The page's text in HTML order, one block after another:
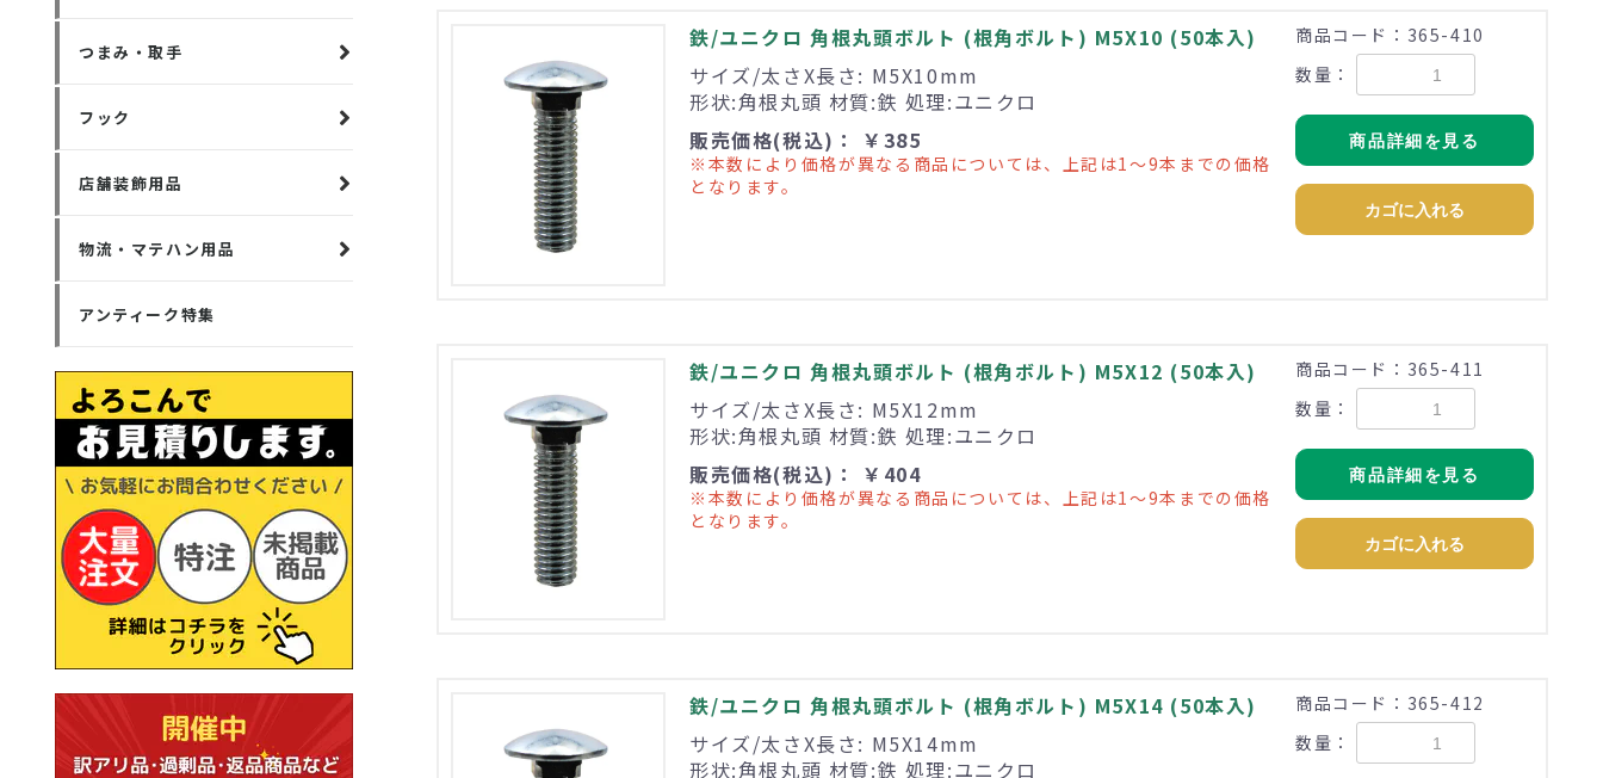
つまみ・取手
フック
店舗装飾用品
物流・マテハン用品
アンティーク特集
鉄/ユニクロ 角根丸頭ボルト (根角ボルト) M5X10 (50本入)
サイズ/太さX長さ: M5X10mm
形状:角根丸頭 材質:鉄 処理:ユニクロ
販売価格(税込)： ￥385
※本数により価格が異なる商品については、上記は1～9本までの価格
となります。
商品コード：365-410
数量：
商品詳細を見る
カゴに入れる
鉄/ユニクロ 角根丸頭ボルト (根角ボルト) M5X12 (50本入)
サイズ/太さX長さ: M5X12mm
形状:角根丸頭 材質:鉄 処理:ユニクロ
販売価格(税込)： ￥404
※本数により価格が異なる商品については、上記は1～9本までの価格
となります。
商品コード：365-411
数量：
商品詳細を見る
カゴに入れる
鉄/ユニクロ 角根丸頭ボルト (根角ボルト) M5X14 (50本入)
サイズ/太さX長さ: M5X14mm
形状:角根丸頭 材質:鉄 処理:ユニクロ
商品コード：365-412
数量：